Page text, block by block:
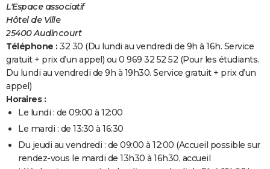
L'Espace associatif
Hôtel de Ville
25400 Audincourt
Téléphone : 32 30 (Du lundi au vendredi de 9h à 16h. Service
gratuit + prix d’un appel) ou 0 969 32 52 52 (Pour les étudiants.
Du lundi au vendredi de 9h à 19h30. Service gratuit + prix d’un
appel)
Horaires :
Le lundi : de 09:00 à 12:00
Le mardi : de 13:30 à 16:30
Du jeudi au vendredi : de 09:00 à 12:00 (Accueil possible sur
rendez-vous le mardi de 13h30 à 16h30, accueil